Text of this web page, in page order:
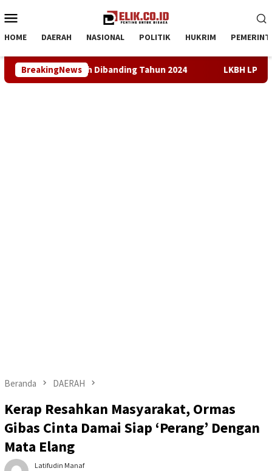
ke
Mobile
HOME DAERAH NASIONAL POLITIK HUKRIM
BreakingNewsLKBH LPKSM Satria Desak Kejari Karawang Segera
Beranda DAERAH
Kerap Resahkan Masyarakat, Ormas
Gibas Cinta Damai Siap ‘Perang’ Dengan
Mata Elang
Latifudin Manaf